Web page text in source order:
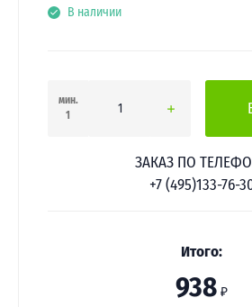
В наличии
мин.
1
ЗАКАЗ ПО
+7 (495)133-76-
Итого:
938 ₽